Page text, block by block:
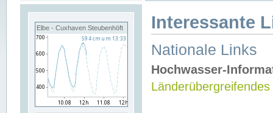
Elbe - Cuxhaven Steubenhöft Interessante
Nationale Links
Hochwasser-